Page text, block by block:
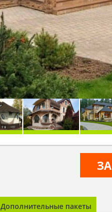
Дополнительные пакеты